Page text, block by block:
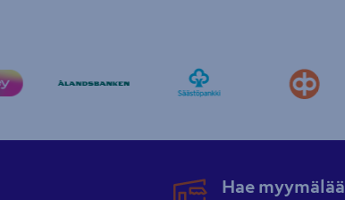
Hae myymälää